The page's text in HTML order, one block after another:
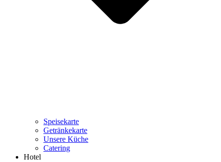
Speisekarte
Getränkekarte
Unsere Küche
Catering
Hotel